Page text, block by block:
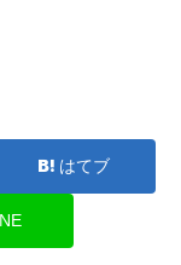
はてブ